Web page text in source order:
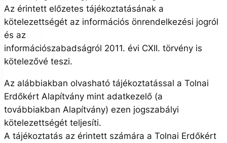
Az érintett előzetes tájékoztatásának a
kötelezettségét az információs önrendelkezési jogról
és az
információszabadságról 2011. évi CXII. törvény is
kötelezővé teszi.
Az alábbiakban olvasható tájékoztatással a Tolnai
Erdőkért Alapítvány mint adatkezelő (a
továbbiakban Alapítvány) ezen jogszabályi
kötelezettségét teljesíti.
A tájékoztatás az érintett számára a Tolnai Erdőkért